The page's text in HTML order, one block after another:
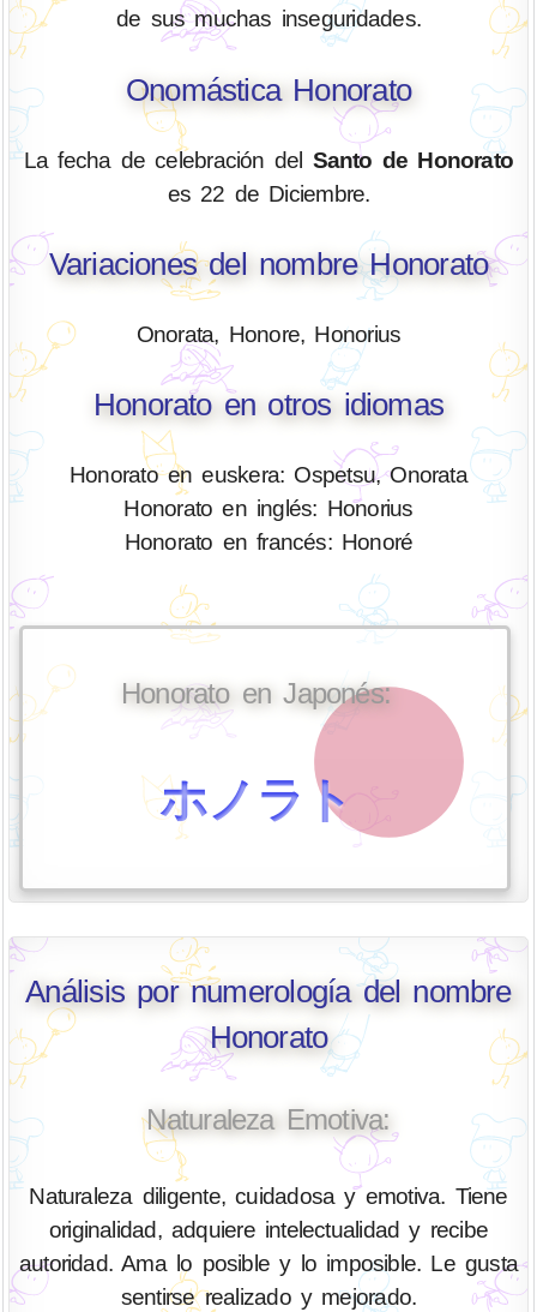
de sus muchas inseguridades.
Onomástica Honorato
La fecha de celebración del Santo de Honorato
es 22 de Diciembre.
Variaciones del nombre Honorato
Onorata, Honore, Honorius
Honorato en otros idiomas
Honorato en euskera: Ospetsu, Onorata
Honorato en inglés: Honorius
Honorato en francés: Honoré
Honorato en Japonés:
ホノラト
Análisis por numerología del nombre
Honorato
Naturaleza Emotiva:
Naturaleza diligente, cuidadosa y emotiva. Tiene
originalidad, adquiere intelectualidad y recibe
autoridad. Ama lo posible y lo imposible. Le gusta
sentirse realizado y mejorado.